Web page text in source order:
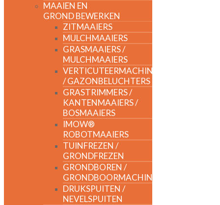
MAAIEN EN
GROND BEWERKEN
ZITMAAIERS
MULCHMAAIERS
GRASMAAIERS /
MULCHMAAIERS
VERTICUTEERMACHINES
/ GAZONBELUCHTERS
GRASTRIMMERS /
KANTENMAAIERS /
BOSMAAIERS
IMOW®
ROBOTMAAIERS
TUINFREZEN /
GRONDFREZEN
GRONDBOREN /
GRONDBOORMACHINES
DRUKSPUITEN /
NEVELSPUITEN